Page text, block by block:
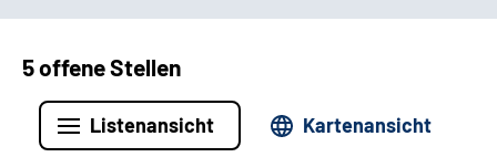
5 offene Stellen
Listenansicht Kartenansicht